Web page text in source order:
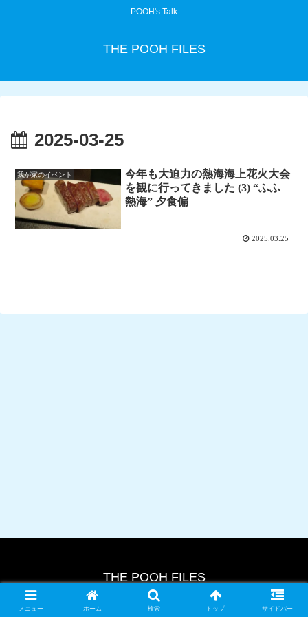
POOH's Talk
THE POOH FILES
2025-03-25
我が家のイベント
今年も大迫力の熱海海上花火大会
を観に行ってきました (3) “ふふ
熱海” 夕食偏
2025.03.25
THE POOH FILES
© 2024 THE POOH FILES.
メニュー ホーム 検索 トップ サイドバー